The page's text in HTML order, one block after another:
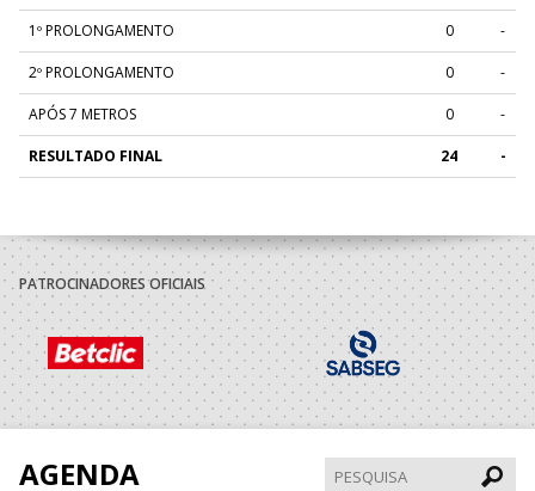
1º PROLONGAMENTO 0 -
2º PROLONGAMENTO 0 -
APÓS 7 METROS 0 -
RESULTADO FINAL 24 -
PATROCINADORES OFICIAIS
AGENDA